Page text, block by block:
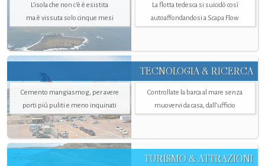
L’isola che non c'è è esistita
ma è vissuta solo cinque mesi
La flotta tedesca si suicidò così
autoaffondandosi a Scapa Flow
TECNOLOGIA & RICERCA
Cemento mangiasmog, per avere
porti più puliti e meno inquinati
Controllate la barca al mare senza
muovervi da casa, dall’ufficio
TURISMO & ATTRAZIONI